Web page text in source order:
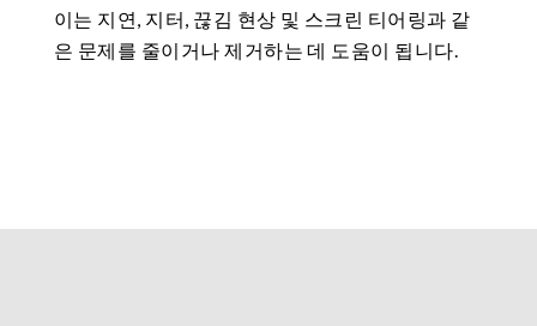
이는 지연, 지터, 끊김 현상 및 스크린 티어링과 같
은 문제를 줄이거나 제거하는 데 도움이 됩니다.